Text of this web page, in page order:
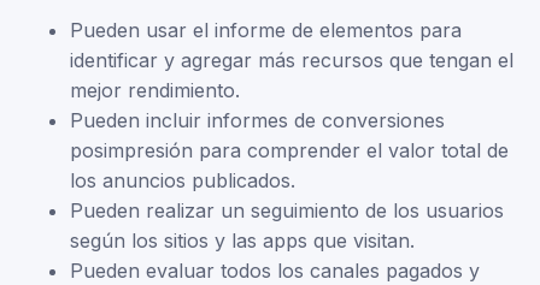
Pueden usar el informe de elementos para
identificar y agregar más recursos que tengan el
mejor rendimiento.
Pueden incluir informes de conversiones
posimpresión para comprender el valor total de
los anuncios publicados.
Pueden realizar un seguimiento de los usuarios
según los sitios y las apps que visitan.
Pueden evaluar todos los canales pagados y